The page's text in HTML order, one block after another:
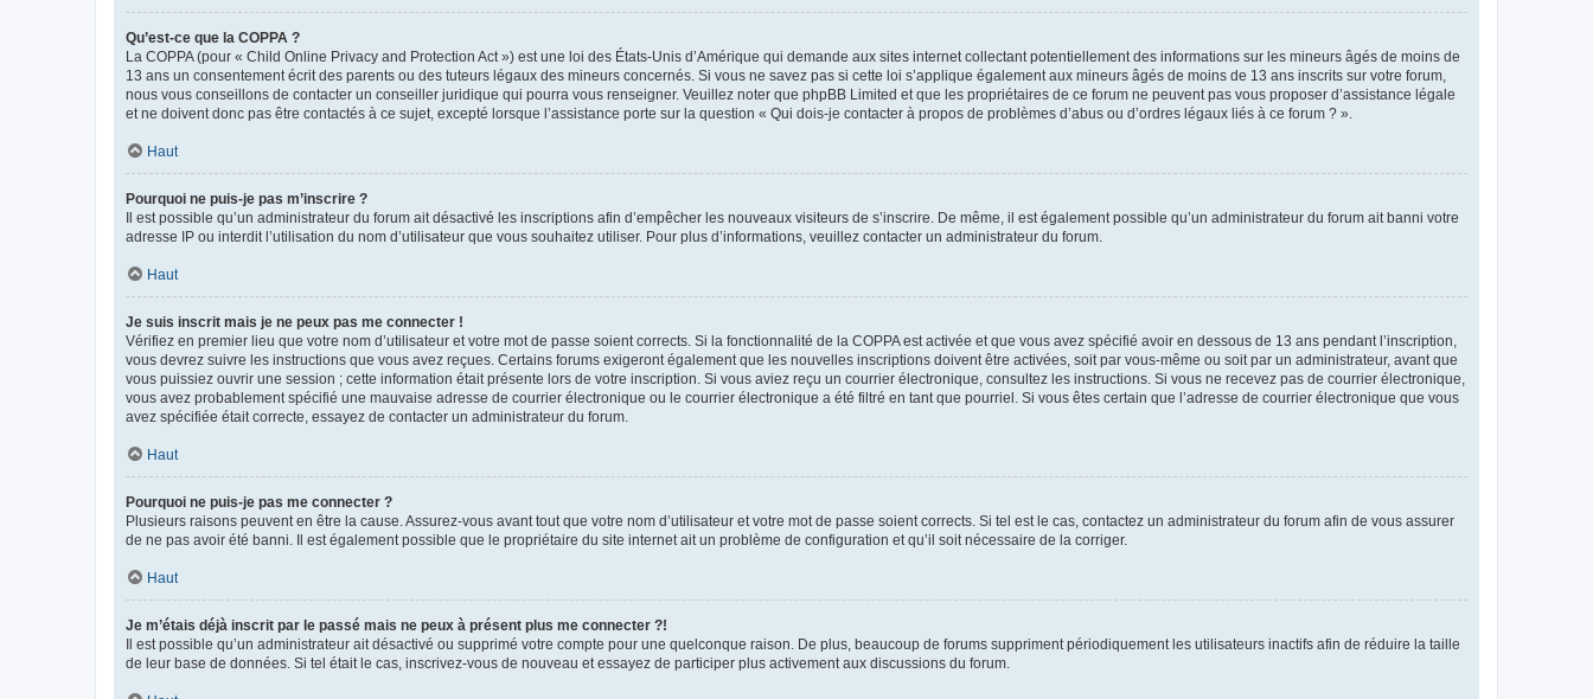
Qu’est-ce que la COPPA ?
La COPPA (pour « Child Online Privacy and Protection Act ») est une loi des États-Unis d’Amérique qui demande aux sites internet collectant potentiellement des informations sur les mineurs âgés de moins de
13 ans un consentement écrit des parents ou des tuteurs légaux des mineurs concernés. Si vous ne savez pas si cette loi s’applique également aux mineurs âgés de moins de 13 ans inscrits sur votre forum,
nous vous conseillons de contacter un conseiller juridique qui pourra vous renseigner. Veuillez noter que phpBB Limited et que les propriétaires de ce forum ne peuvent pas vous proposer d’assistance légale
et ne doivent donc pas être contactés à ce sujet, excepté lorsque l’assistance porte sur la question « Qui dois-je contacter à propos de problèmes d’abus ou d’ordres légaux liés à ce forum ? ».
Haut
Pourquoi ne puis-je pas m’inscrire ?
Il est possible qu’un administrateur du forum ait désactivé les inscriptions afin d’empêcher les nouveaux visiteurs de s’inscrire. De même, il est également possible qu’un administrateur du forum ait banni votre
adresse IP ou interdit l’utilisation du nom d’utilisateur que vous souhaitez utiliser. Pour plus d’informations, veuillez contacter un administrateur du forum.
Haut
Je suis inscrit mais je ne peux pas me connecter !
Vérifiez en premier lieu que votre nom d’utilisateur et votre mot de passe soient corrects. Si la fonctionnalité de la COPPA est activée et que vous avez spécifié avoir en dessous de 13 ans pendant l’inscription,
vous devrez suivre les instructions que vous avez reçues. Certains forums exigeront également que les nouvelles inscriptions doivent être activées, soit par vous-même ou soit par un administrateur, avant que
vous puissiez ouvrir une session ; cette information était présente lors de votre inscription. Si vous aviez reçu un courrier électronique, consultez les instructions. Si vous ne recevez pas de courrier électronique,
vous avez probablement spécifié une mauvaise adresse de courrier électronique ou le courrier électronique a été filtré en tant que pourriel. Si vous êtes certain que l’adresse de courrier électronique que vous
avez spécifiée était correcte, essayez de contacter un administrateur du forum.
Haut
Pourquoi ne puis-je pas me connecter ?
Plusieurs raisons peuvent en être la cause. Assurez-vous avant tout que votre nom d’utilisateur et votre mot de passe soient corrects. Si tel est le cas, contactez un administrateur du forum afin de vous assurer
de ne pas avoir été banni. Il est également possible que le propriétaire du site internet ait un problème de configuration et qu’il soit nécessaire de la corriger.
Haut
Je m’étais déjà inscrit par le passé mais ne peux à présent plus me connecter ?!
Il est possible qu’un administrateur ait désactivé ou supprimé votre compte pour une quelconque raison. De plus, beaucoup de forums suppriment périodiquement les utilisateurs inactifs afin de réduire la taille
de leur base de données. Si tel était le cas, inscrivez-vous de nouveau et essayez de participer plus activement aux discussions du forum.